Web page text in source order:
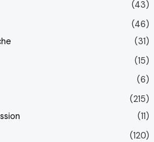
(43)
(46)
(31)
(15)
(6)
(215)
(11)
(120)